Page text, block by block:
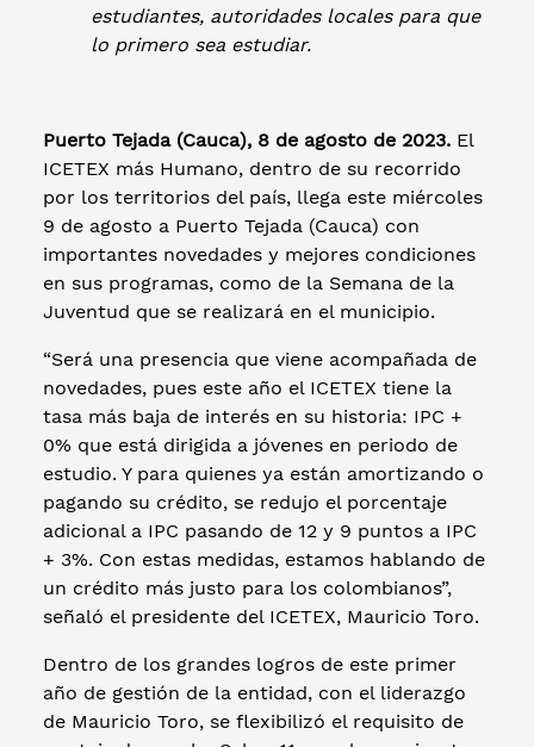
estudiantes, autoridades locales para que
lo primero sea estudiar.
Puerto Tejada (Cauca), 8 de agosto de 2023. El
ICETEX más Humano, dentro de su recorrido
por los territorios del país, llega este miércoles
9 de agosto a Puerto Tejada (Cauca) con
importantes novedades y mejores condiciones
en sus programas, como de la Semana de la
Juventud que se realizará en el municipio.
“Será una presencia que viene acompañada de
novedades, pues este año el ICETEX tiene la
tasa más baja de interés en su historia: IPC +
0% que está dirigida a jóvenes en periodo de
estudio. Y para quienes ya están amortizando o
pagando su crédito, se redujo el porcentaje
adicional a IPC pasando de 12 y 9 puntos a IPC
+ 3%. Con estas medidas, estamos hablando de
un crédito más justo para los colombianos”,
señaló el presidente del ICETEX, Mauricio Toro.
Dentro de los grandes logros de este primer
año de gestión de la entidad, con el liderazgo
de Mauricio Toro, se flexibilizó el requisito de